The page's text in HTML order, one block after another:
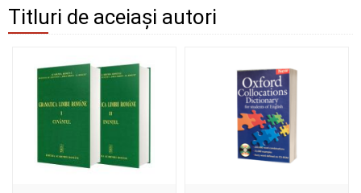
Titluri de aceiași autori